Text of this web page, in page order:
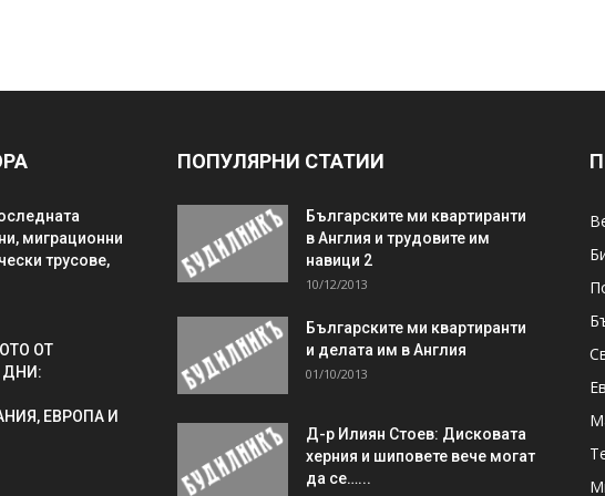
миграционни
трусове,
ОТ
ДНИ:
ЕВРОПА И
ПОПУЛЯРНИ СТАТИИ
Българските ми квартиранти
в Англия и трудовите им
навици 2
10/12/2013
Българските ми квартиранти
и делата им в Англия
01/10/2013
Д-р Илиян Стоев: Дисковата
херния и шиповете вече могат
да се…...